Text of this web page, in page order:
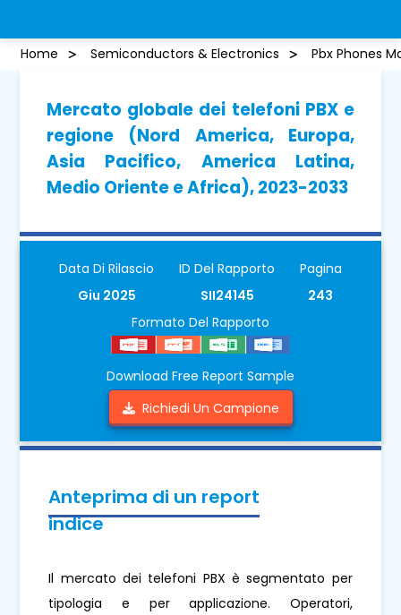
Home Semiconductors & Electronics Pbx Phones
Mercato globale dei telefoni PBX e
regione (Nord America, Europa,
Asia Pacifico, America Latina,
Medio Oriente e Africa), 2023-2033
Data Di Rilascio
Giu 2025
ID Del Rapporto
SII24145
Pagina
243
Formato Del Rapporto
Download Free Report Sample
Richiedi Un Campione
Anteprima di un report
indice
Il mercato dei telefoni PBX è segmentato per
tipologia e per applicazione. Operatori,